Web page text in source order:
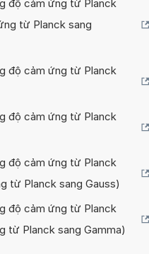
độ cảm ứng từ Planck
từ Planck sang
độ cảm ứng từ Planck
độ cảm ứng từ Planck
độ cảm ứng từ Planck
từ Planck sang Gauss)
độ cảm ứng từ Planck
từ Planck sang Gamma)